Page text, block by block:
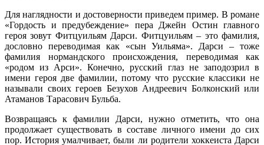
Для наглядности и достоверности приведем пример. В романе
«Гордость и предубеждение» пера Джейн Остин главного
героя зовут Фитцуильям Дарси. Фитцуильям – это фамилия,
дословно переводимая как «сын Уильяма». Дарси – тоже
фамилия нормандского происхождения, переводимая как
«родом из Арси». Конечно, русский глаз не заподозрил в
имени героя две фамилии, потому что русские классики не
называли своих героев Безухов Андреевич Болконский или
Атаманов Тарасович Бульба.
Возвращаясь к фамилии Дарси, нужно отметить, что она
продолжает существовать в составе личного имени до сих
пор. История умалчивает, были ли родители хоккеиста Дарси